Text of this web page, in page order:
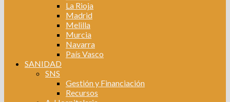
La Rioja
Madrid
Melilla
Murcia
Navarra
País Vasco
SANIDAD
SNS
Gestión y Financiación
Recursos